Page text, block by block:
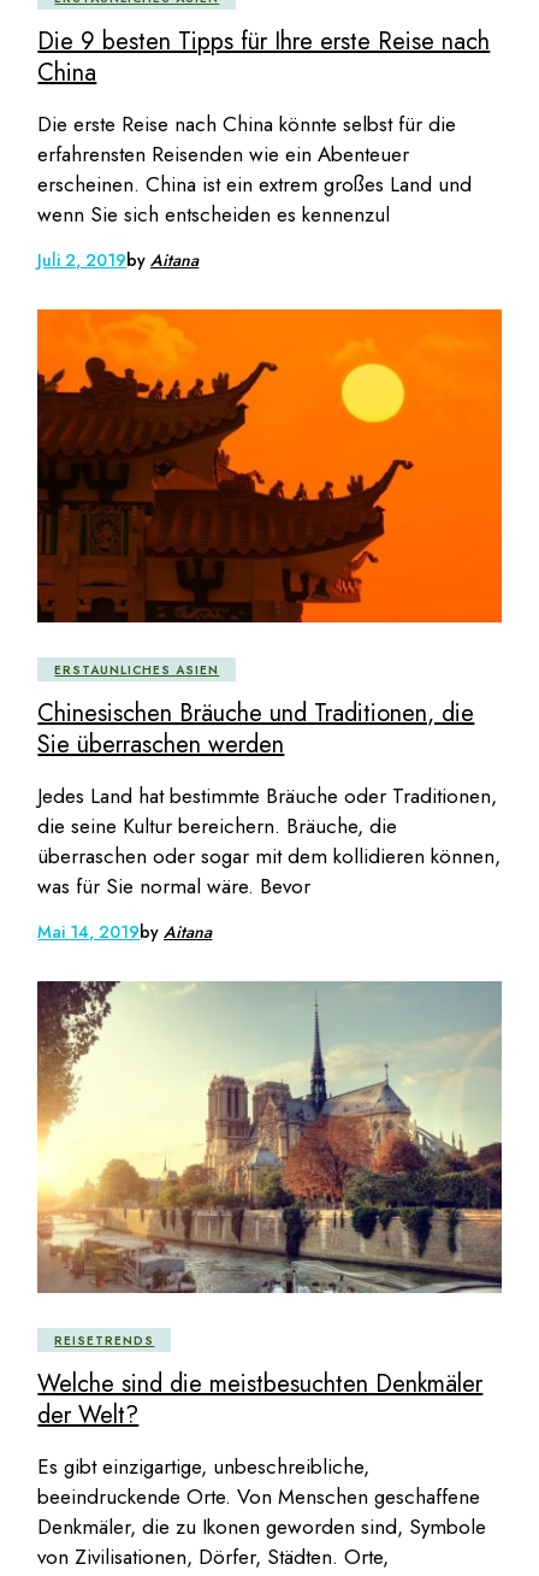
Die 9 besten Tipps für Ihre erste Reise nach
China
Die erste Reise nach China könnte selbst für die
erfahrensten Reisenden wie ein Abenteuer
erscheinen. China ist ein extrem großes Land und
wenn Sie sich entscheiden es kennenzul
Juli 2, 2019byAitana
ERSTAUNLICHES ASIEN
Chinesischen Bräuche und Traditionen, die
Sie überraschen werden
Jedes Land hat bestimmte Bräuche oder Traditionen,
die seine Kultur bereichern. Bräuche, die
überraschen oder sogar mit dem kollidieren können,
was für Sie normal wäre. Bevor
Mai 14, 2019byAitana
REISETRENDS
Welche sind die meistbesuchten Denkmäler
der Welt?
Es gibt einzigartige, unbeschreibliche,
beeindruckende Orte. Von Menschen geschaffene
Denkmäler, die zu Ikonen geworden sind, Symbole
von Zivilisationen, Dörfer, Städten. Orte,